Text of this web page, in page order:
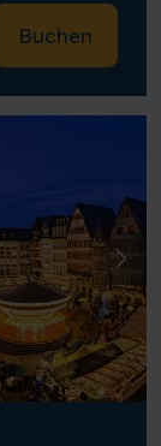
Buchen